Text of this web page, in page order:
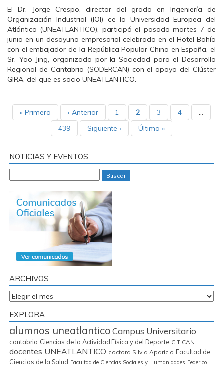
El Dr. Jorge Crespo, director del grado en Ingeniería de
Organización Industrial (IOI) de la Universidad Europea del
Atlántico (UNEATLANTICO), participó el pasado martes 7 de
junio en un desayuno empresarial celebrado en el Hotel Bahía
con el embajador de la República Popular China en España, el
Sr. Yao Jing, organizado por la Sociedad para el Desarrollo
Regional de Cantabria (SODERCAN) con el apoyo del Clúster
GIRA, del que es socio UNEATLANTICO.
« Primera ‹ Anterior 1 2 3 4
…
439
Siguiente › Última »
NOTICIAS Y EVENTOS
Buscar
ARCHIVOS
Archivos
EXPLORA
alumnos uneatlantico Campus Universitario
cantabria Ciencias de la Actividad Física y del Deporte CITICAN
docentes UNEATLANTICO doctora Silvia Aparicio Facultad de
Ciencias de la Salud Facultad de Ciencias Sociales y Humanidades Federico